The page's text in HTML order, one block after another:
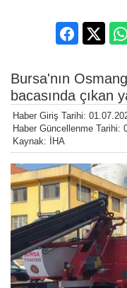
Bursa'nın
bacasında çıkan
Haber Giriş Tarihi:
Haber Güncellenme Tarihi:
Kaynak: İHA